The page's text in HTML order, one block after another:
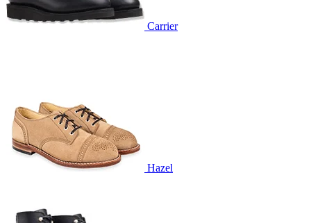
Carrier
Hazel